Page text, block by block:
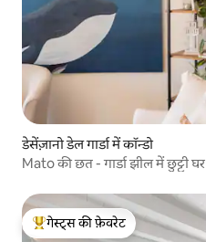
डेसेंज़ानो डेल गार्डा में कॉन्डो
Mato की छत - गार्डा झील में छुट्टी घर
गेस्ट्स का टॉप फ़ेवरेट
गेस्ट्स की फ़ेवरेट